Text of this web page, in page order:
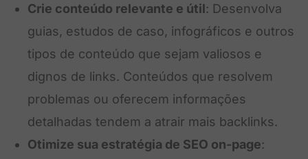
Crie conteúdo relevante e útil: Desenvolva
guias, estudos de caso, infográficos e outros
tipos de conteúdo que sejam valiosos e
dignos de links. Conteúdos que resolvem
problemas ou oferecem informações
detalhadas tendem a atrair mais backlinks.
Otimize sua estratégia de SEO on-page: